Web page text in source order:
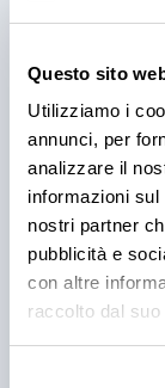
Questo sito
Utilizziamo i
annunci, per
analizzare il
informazioni
nostri partner
pubblicità e
con altre
raccolto dal
RICETTE
BBQ
Scopri come
tuo locale, dal
proposte